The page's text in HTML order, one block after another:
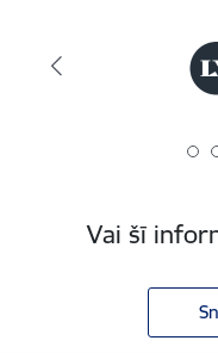
Vai šī